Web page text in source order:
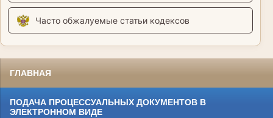
Часто обжалуемые статьи кодексов
ГЛАВНАЯ
ПОДАЧА ПРОЦЕССУАЛЬНЫХ ДОКУМЕНТОВ В
ЭЛЕКТРОННОМ ВИДЕ